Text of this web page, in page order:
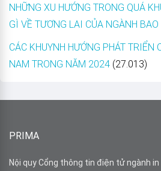
NHỮNG XU HƯỚNG TRONG QUÁ
GÌ VỀ TƯƠNG LAI CỦA NGÀNH BAO
CÁC KHUYNH HƯỚNG PHÁT TRIỂN
NAM TRONG NĂM 2024 (27.013)
PRIMA
Nội quy Cổng thông tin điện tử ngành in